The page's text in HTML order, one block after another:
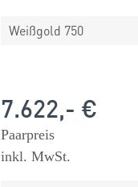
Weißgold 750
7.622,- €
Paarpreis
inkl. MwSt.